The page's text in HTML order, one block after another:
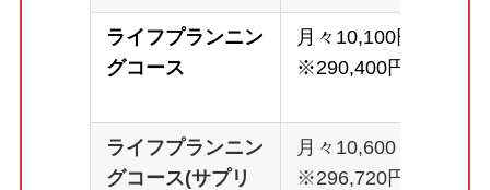
ライフプランニン
グコース
月々10,100円～
※290,400円
ライフプランニン
グコース(サプリ
月々10,600～
※296,720円